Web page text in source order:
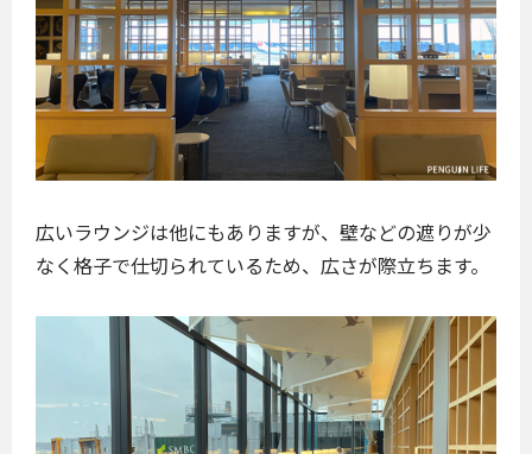
広いラウンジは他にもありますが、壁などの遮りが少
なく格子で仕切られているため、広さが際立ちます。